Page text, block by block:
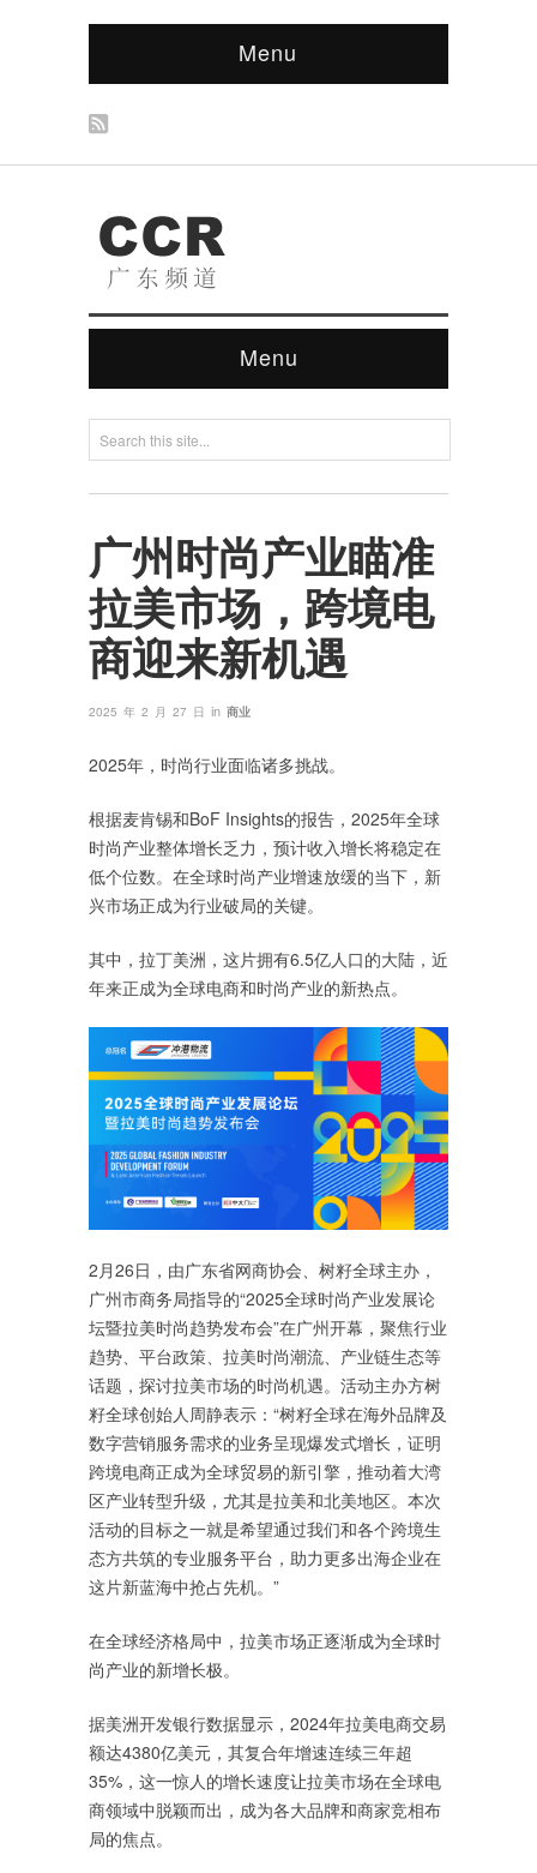
Menu
Menu
广州时尚产业瞄准
拉美市场，跨境电
商迎来新机遇
2025 年 2 月 27 日 in 商业
2025年，时尚行业面临诸多挑战。
根据麦肯锡和BoF Insights的报告，2025年全球
时尚产业整体增长乏力，预计收入增长将稳定在
低个位数。在全球时尚产业增速放缓的当下，新
兴市场正成为行业破局的关键。
其中，拉丁美洲，这片拥有6.5亿人口的大陆，近
年来正成为全球电商和时尚产业的新热点。
2月26日，由广东省网商协会、树籽全球主办，
广州市商务局指导的“2025全球时尚产业发展论
坛暨拉美时尚趋势发布会”在广州开幕，聚焦行业
趋势、平台政策、拉美时尚潮流、产业链生态等
话题，探讨拉美市场的时尚机遇。活动主办方树
籽全球创始人周静表示：“树籽全球在海外品牌及
数字营销服务需求的业务呈现爆发式增长，证明
跨境电商正成为全球贸易的新引擎，推动着大湾
区产业转型升级，尤其是拉美和北美地区。本次
活动的目标之一就是希望通过我们和各个跨境生
态方共筑的专业服务平台，助力更多出海企业在
这片新蓝海中抢占先机。”
在全球经济格局中，拉美市场正逐渐成为全球时
尚产业的新增长极。
据美洲开发银行数据显示，2024年拉美电商交易
额达4380亿美元，其复合年增速连续三年超
35%，这一惊人的增长速度让拉美市场在全球电
商领域中脱颖而出，成为各大品牌和商家竞相布
局的焦点。